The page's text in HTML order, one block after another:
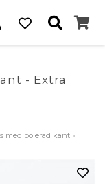
- Extra
med polerad kant »